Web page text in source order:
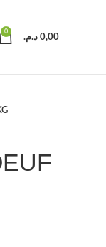
0
0,00 د.م.